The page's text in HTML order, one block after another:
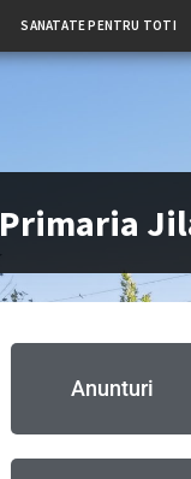
SANATATE PENTRU TOTI
Primaria
Anunturi